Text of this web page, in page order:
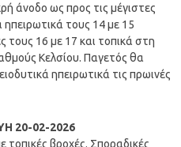
άνοδο ως προς τις μέγιστες
τους 14 με 15
τους 16 με 17 και τοπικά στη
Κελσίου. Παγετός θα
ηπειρωτικά τις πρωινές
20-02-2026
βροχές. Σποραδικές